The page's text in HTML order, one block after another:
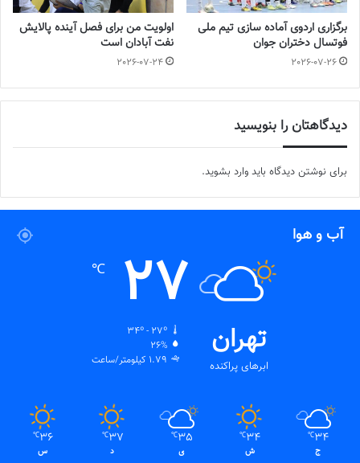
برگزاری اردوی آماده سازی تیم ملی
فوتسال دختران جوان
2026-07-26
اولویت من برای فصل آینده پالایش
نفت آبادان است
2026-07-24
دیدگاهتان را بنویسید
برای نوشتن دیدگاه باید وارد بشوید.
آب و هوا
تهران
ابرهای پراکنده
27
℃
34º - 27º
26%
1.79 کیلومتر/ساعت
34
℃
ج
34
℃
ش
35
℃
ی
37
℃
د
36
℃
س